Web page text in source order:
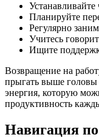
Планируйте
Регулярно
Учитесь
Ищите
Возвращение на
прыгать выше головы
энергия, которую
продуктивность
Навигация